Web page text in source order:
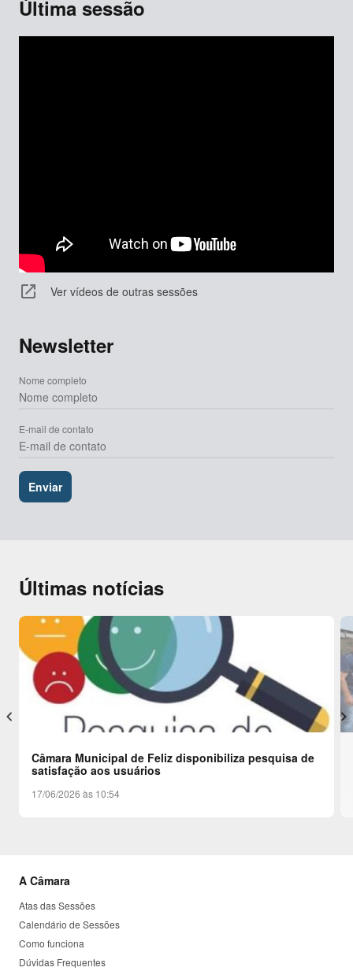
Última sessão
Ver vídeos de outras sessões
Newsletter
Nome completo
E-mail de contato
Últimas notícias
Câmara Municipal de Feliz disponibiliza pesquisa de
satisfação aos usuários
17/06/2026 às 10:54
keyboard_arrow_left keyboard_arrow_right
A Câmara
Atas das Sessões
Calendário de Sessões
Como funciona
Dúvidas Frequentes